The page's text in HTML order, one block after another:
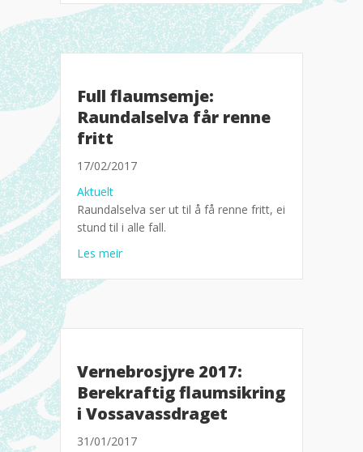
Full flaumsemje:
Raundalselva får renne
fritt
17/02/2017
Aktuelt
Raundalselva ser ut til å få renne fritt, ei
stund til i alle fall.
Les meirabout Full flaumsemje: Raundalselva får
Vernebrosjyre 2017:
Berekraftig flaumsikring
i Vossavassdraget
31/01/2017